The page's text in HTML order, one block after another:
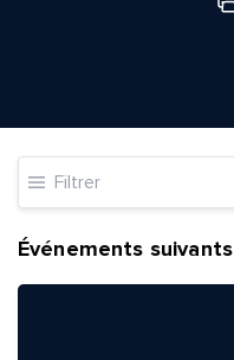
Filtrer
Événements suivants